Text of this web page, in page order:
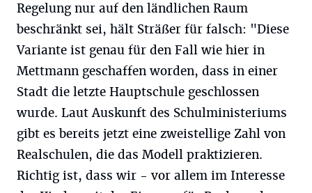
Regelung nur auf den ländlichen Raum
beschränkt sei, hält Sträßer für falsch: "Diese
Variante ist genau für den Fall wie hier in
Mettmann geschaffen worden, dass in einer
Stadt die letzte Hauptschule geschlossen
wurde. Laut Auskunft des Schulministeriums
gibt es bereits jetzt eine zweistellige Zahl von
Realschulen, die das Modell praktizieren.
Richtig ist, dass wir - vor allem im Interesse